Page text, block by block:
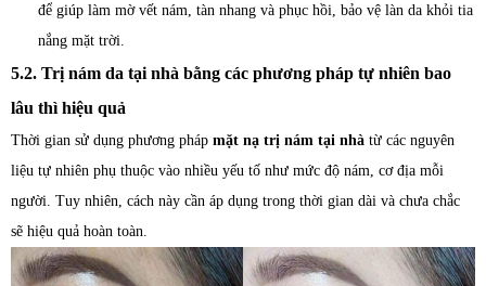
để giúp làm mờ vết nám, tàn nhang và phục hồi, bảo vệ làn da khỏi tia
nắng mặt trời.
5.2. Trị nám da tại nhà bằng các phương pháp tự nhiên bao
lâu thì hiệu quả
Thời gian sử dụng phương pháp mặt nạ trị nám tại nhà từ các nguyên
liệu tự nhiên phụ thuộc vào nhiều yếu tố như mức độ nám, cơ địa mỗi
người. Tuy nhiên, cách này cần áp dụng trong thời gian dài và chưa chắc
sẽ hiệu quả hoàn toàn.